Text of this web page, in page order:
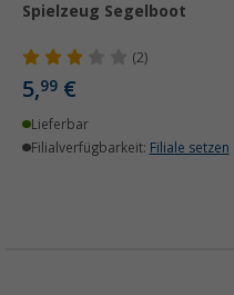
Spielzeug Segelboot
(2)
5,99 €
Lieferbar
Filialverfügbarkeit: Filiale setzen